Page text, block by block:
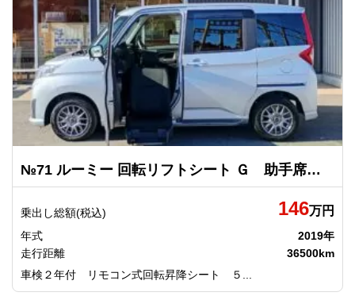
№71 ルーミー 回転リフトシート Ｇ 助手席リフトアップシート車 トヨタ
乗出し総額(税込) 146万円
年式
2019年
走行距離
36500km
車検２年付 リモコン式回転昇降シート ５...